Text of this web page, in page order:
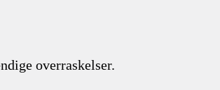
overraskelser.